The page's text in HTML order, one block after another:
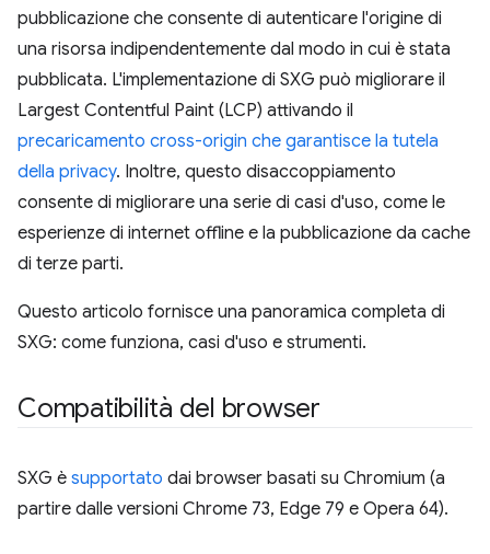
pubblicazione che consente di autenticare l'origine di
una risorsa indipendentemente dal modo in cui è stata
pubblicata. L'implementazione di SXG può migliorare il
Largest Contentful Paint (LCP) attivando il
precaricamento cross-origin che garantisce la tutela
della privacy. Inoltre, questo disaccoppiamento
consente di migliorare una serie di casi d'uso, come le
esperienze di internet offline e la pubblicazione da cache
di terze parti.
Questo articolo fornisce una panoramica completa di
SXG: come funziona, casi d'uso e strumenti.
Compatibilità del browser
SXG è supportato dai browser basati su Chromium (a
partire dalle versioni Chrome 73, Edge 79 e Opera 64).